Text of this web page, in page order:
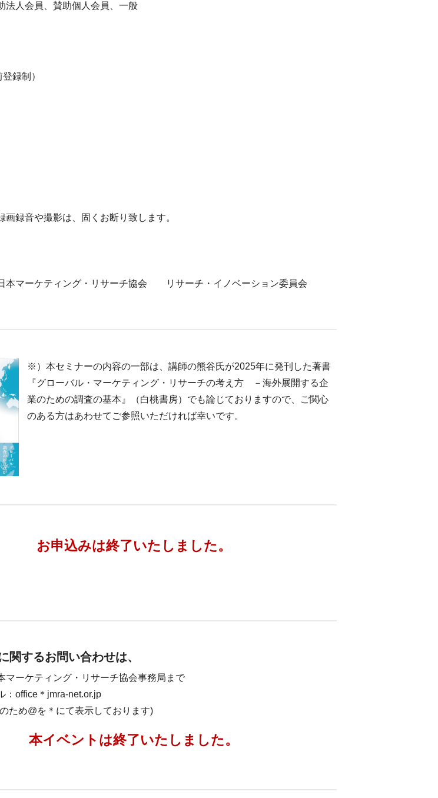
法人会員、賛助個人会員、一般
録制）
画録音や撮影は、固くお断り致します。
本マーケティング・リサーチ協会 リサーチ・イノベーション委員会
※）本セミナーの内容の一部は、講師の熊谷氏が2025年に発刊した著書
『グローバル・マーケティング・リサーチの考え方 －海外展開する企
業のための調査の基本』（白桃書房）でも論じておりますので、ご関心
のある方はあわせてご参照いただければ幸いです。
お申込みは終了いたしました。
関するお問い合わせは、
マーケティング・リサーチ協会事務局まで
：office＊jmra-net.or.jp
ため@を＊にて表示しております)
本イベントは終了いたしました。